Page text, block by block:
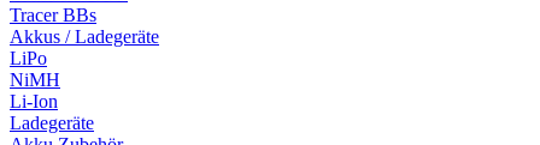
Tracer BBs
Akkus / Ladegeräte
LiPo
NiMH
Li-Ion
Ladegeräte